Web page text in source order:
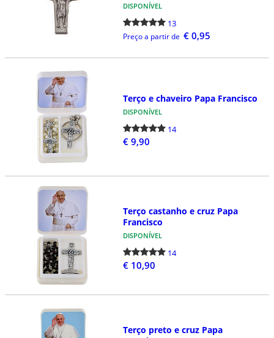
DISPONÍVEL
13
Preço a partir de € 0,95
Terço e chaveiro Papa Francisco
DISPONÍVEL
14
€ 9,90
Terço castanho e cruz Papa
Francisco
DISPONÍVEL
14
€ 10,90
Terço preto e cruz Papa